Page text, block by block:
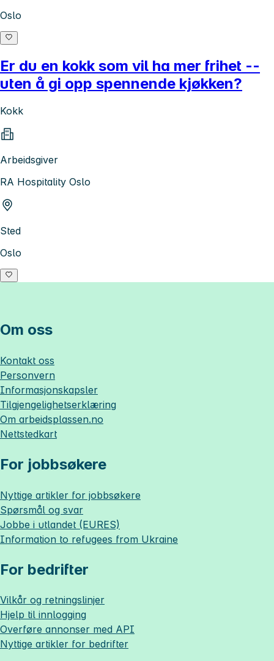
Oslo
Er du en kokk som vil ha mer frihet --
uten å gi opp spennende kjøkken?
Kokk
Arbeidsgiver
RA Hospitality Oslo
Sted
Oslo
Om oss
Kontakt oss
Personvern
Informasjonskapsler
Tilgjengelighetserklæring
Om arbeidsplassen.no
Nettstedkart
For jobbsøkere
Nyttige artikler for jobbsøkere
Spørsmål og svar
Jobbe i utlandet (EURES)
Information to refugees from Ukraine
For bedrifter
Vilkår og retningslinjer
Hjelp til innlogging
Overføre annonser med API
Nyttige artikler for bedrifter